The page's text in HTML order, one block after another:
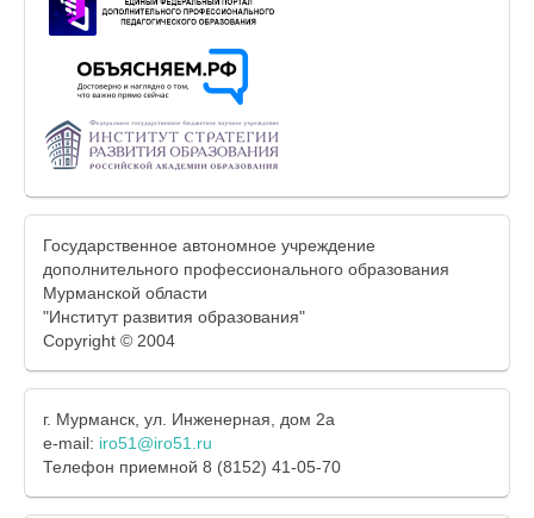
Государственное автономное учреждение
дополнительного профессионального образования
Мурманской области
"Институт развития образования"
Copyright © 2004
г. Мурманск, ул. Инженерная, дом 2а
e-mail: iro51@iro51.ru
Телефон приемной 8 (8152) 41-05-70